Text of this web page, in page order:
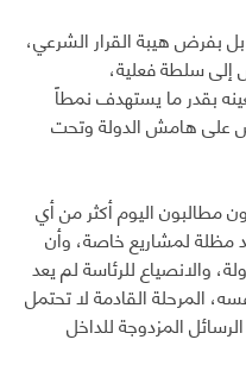
بل بفرض هيبة القرار الشرعي،
سلطة فعلية،
بقدر ما يستهدف نمطاً
على هامش الدولة وتحت
مطالبون اليوم أكثر من أي
مظلة لمشاريع خاصة، وأن
والانصياع للرئاسة لم يعد
المرحلة القادمة لا تحتمل
المزدوجة للداخل